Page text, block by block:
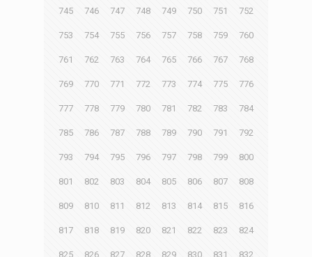
745 746 747 748 749 750 751 752
753 754 755 756 757 758 759 760
761 762 763 764 765 766 767 768
769 770 771 772 773 774 775 776
777 778 779 780 781 782 783 784
785 786 787 788 789 790 791 792
793 794 795 796 797 798 799 800
801 802 803 804 805 806 807 808
809 810 811 812 813 814 815 816
817 818 819 820 821 822 823 824
825 826 827 828 829 830 831 832